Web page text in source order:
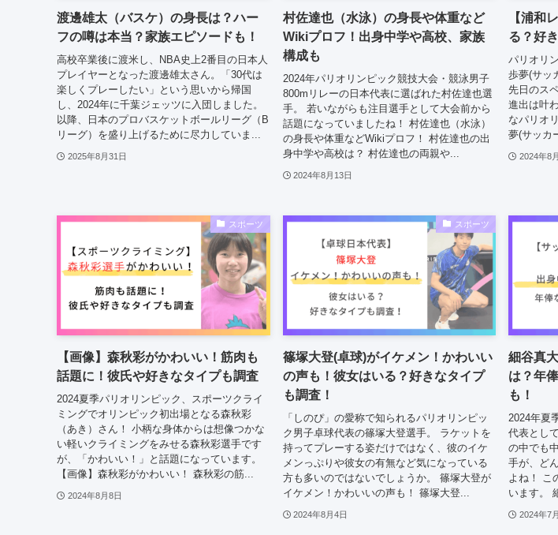
渡邊雄太（バスケ）の身長は？ハー
フの噂は本当？家族エピソードも！
高校卒業後に渡米し、NBA史上2番目の日本人
プレイヤーとなった渡邊雄太さん。「30代は
楽しくプレーしたい」という思いから帰国
し、2024年に千葉ジェッツに入団しました。
以降、日本のプロバスケットボールリーグ（B
リーグ）を盛り上げるために尽力していま...
2025年8月31日
村佐達也（水泳）の身長や体重など
Wikiプロフ！出身中学や高校、家族
構成も
2024年パリオリンピック競技大会・競泳男子
800mリレーの日本代表に選ばれた村佐達也選
手。 若いながらも注目選手として大会前から
話題になっていましたね！ 村佐達也（水泳）
の身長や体重などWikiプロフ！ 村佐達也の出
身中学や高校は？ 村佐達也の両親や...
2024年8月13日
【浦和
る？好
パリオリ
歩夢(サッ
先日のス
進出は叶
なパリオ
夢(サッカ
2024年8
スポーツ
【画像】森秋彩がかわいい！筋肉も
話題に！彼氏や好きなタイプも調査
2024夏季パリオリンピック、スポーツクライ
ミングでオリンピック初出場となる森秋彩
（あき）さん！ 小柄な身体からは想像つかな
い軽いクライミングをみせる森秋彩選手です
が、「かわいい！」と話題になっています。
【画像】森秋彩がかわいい！ 森秋彩の筋...
2024年8月8日
スポーツ
篠塚大登(卓球)がイケメン！かわいい
の声も！彼女はいる？好きなタイプ
も調査！
「しのぴ」の愛称で知られるパリオリンピッ
ク男子卓球代表の篠塚大登選手。 ラケットを
持ってプレーする姿だけではなく、彼のイケ
メンっぷりや彼女の有無など気になっている
方も多いのではないでしょうか。 篠塚大登が
イケメン！かわいいの声も！ 篠塚大登...
2024年8月4日
細谷真
は？年
も！
2024年夏
代表とし
の中でも
手が、ど
よね！ こ
います。
2024年7